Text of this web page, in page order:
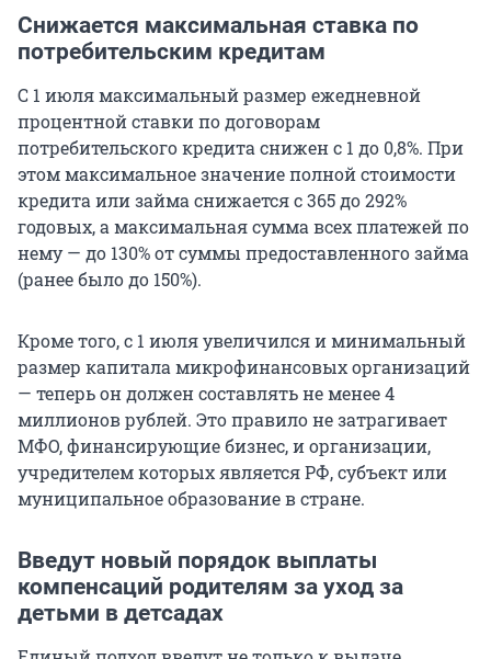
Снижается максимальная ставка по
потребительским кредитам
С 1 июля максимальный размер ежедневной
процентной ставки по договорам
потребительского кредита снижен с 1 до 0,8%. При
этом максимальное значение полной стоимости
кредита или займа снижается с 365 до 292%
годовых, а максимальная сумма всех платежей по
нему — до 130% от суммы предоставленного займа
(ранее было до 150%).
Кроме того, с 1 июля увеличился и минимальный
размер капитала микрофинансовых организаций
— теперь он должен составлять не менее 4
миллионов рублей. Это правило не затрагивает
МФО, финансирующие бизнес, и организации,
учредителем которых является РФ, субъект или
муниципальное образование в стране.
Введут новый порядок выплаты
компенсаций родителям за уход за
детьми в детсадах